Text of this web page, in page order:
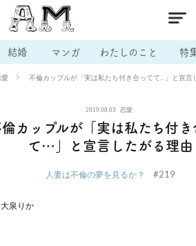
結婚 マンガ わたしのこと 特
愛 不倫カップルが「実は私たち付き合ってて…」と宣言
2019.08.03 恋愛
倫カップルが「実は私たち付き
て…」と宣言したがる理由
人妻は不倫の夢を見るか？ #219
大泉りか
# 男の本音 # セフレ # 不倫
# マッチングアプリ # ラブグッズ # 体の相